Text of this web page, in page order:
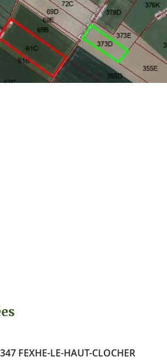
FEXHE-LE-HAUT-CLOCHER